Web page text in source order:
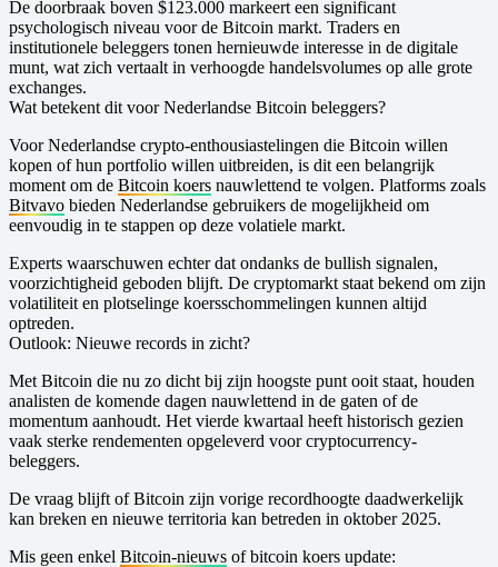
De doorbraak boven $123.000 markeert een significant
psychologisch niveau voor de Bitcoin markt. Traders en
institutionele beleggers tonen hernieuwde interesse in de digitale
munt, wat zich vertaalt in verhoogde handelsvolumes op alle grote
exchanges.
Wat betekent dit voor Nederlandse Bitcoin beleggers?
Voor Nederlandse crypto-enthousiastelingen die Bitcoin willen
kopen of hun portfolio willen uitbreiden, is dit een belangrijk
moment om de Bitcoin koers nauwlettend te volgen. Platforms zoals
Bitvavo bieden Nederlandse gebruikers de mogelijkheid om
eenvoudig in te stappen op deze volatiele markt.
Experts waarschuwen echter dat ondanks de bullish signalen,
voorzichtigheid geboden blijft. De cryptomarkt staat bekend om zijn
volatiliteit en plotselinge koersschommelingen kunnen altijd
optreden.
Outlook: Nieuwe records in zicht?
Met Bitcoin die nu zo dicht bij zijn hoogste punt ooit staat, houden
analisten de komende dagen nauwlettend in de gaten of de
momentum aanhoudt. Het vierde kwartaal heeft historisch gezien
vaak sterke rendementen opgeleverd voor cryptocurrency-
beleggers.
De vraag blijft of Bitcoin zijn vorige recordhoogte daadwerkelijk
kan breken en nieuwe territoria kan betreden in oktober 2025.
Mis geen enkel Bitcoin-nieuws of bitcoin koers update: